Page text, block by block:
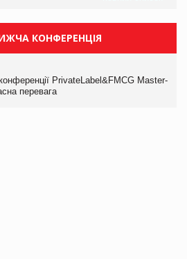
КОНФЕРЕНЦІЯ
PrivateLabel&FMCG Master-
перевага